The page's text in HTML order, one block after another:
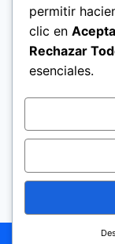
© 2026 El
permitir
clic en
Rechazar
esenciales.